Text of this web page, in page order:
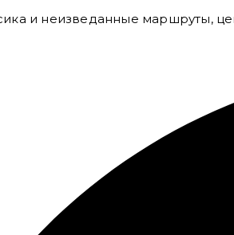
и неизведанные маршруты,